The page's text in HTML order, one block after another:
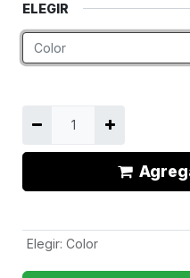
ELEGIR
Elegir: Color